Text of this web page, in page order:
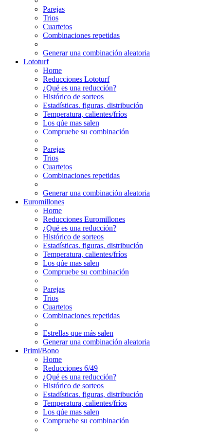
Parejas
Trios
Cuartetos
Combinaciones repetidas
Generar una combinación aleatoria
Lototurf
Home
Reducciones Lototurf
¿Qué es una reducción?
Histórico de sorteos
Estadísticas. figuras, distribución
Temperatura, calientes/fríos
Los qúe mas salen
Compruebe su combinación
Parejas
Trios
Cuartetos
Combinaciones repetidas
Generar una combinación aleatoria
Euromillones
Home
Reducciones Euromillones
¿Qué es una reducción?
Histórico de sorteos
Estadísticas. figuras, distribución
Temperatura, calientes/fríos
Los qúe mas salen
Compruebe su combinación
Parejas
Trios
Cuartetos
Combinaciones repetidas
Estrellas que más salen
Generar una combinación aleatoria
Primi/Bono
Home
Reducciones 6/49
¿Qué es una reducción?
Histórico de sorteos
Estadísticas. figuras, distribución
Temperatura, calientes/fríos
Los qúe mas salen
Compruebe su combinación